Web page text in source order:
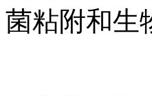
菌粘附和生